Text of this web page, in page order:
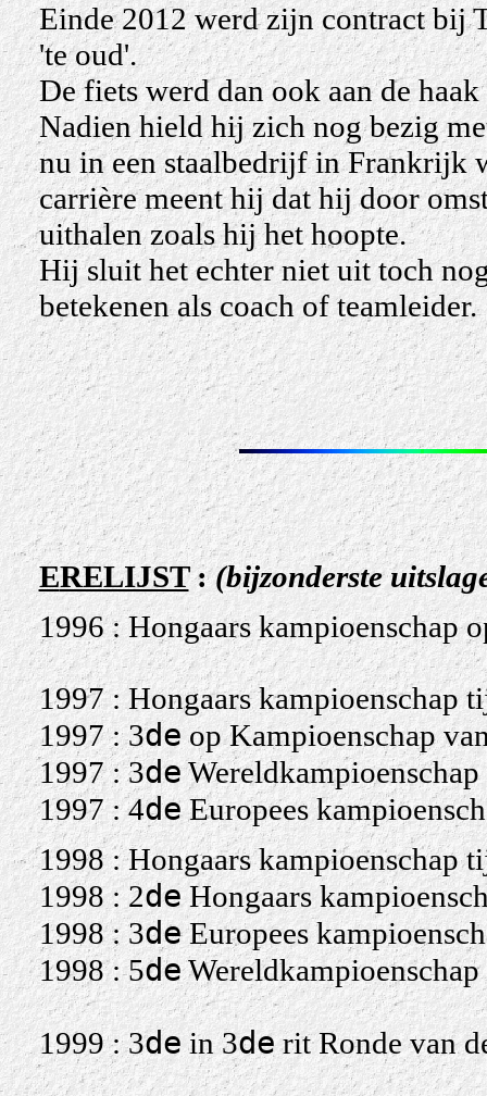
Einde 2012 werd zijn contract bij
'te oud'.
De fiets werd dan ook aan de haak
Nadien hield hij zich nog bezig
nu in een staalbedrijf in Frankrijk
carrière meent hij dat hij door
uithalen zoals hij het hoopte.
Hij sluit het echter niet uit toch
betekenen als coach of teamleider.
ERELIJST:(bijzonderste
1996 : Hongaars kampioenschap
1997 : Hongaars kampioenschap
1997 : 3de op Kampioenschap
1997 : 3de
1997 : 4deEuropees
1998 : Hongaars kampioenschap
1998 : 2deHongaars
1998 : 3deEuropees
1998 : 5de
1999 : 3de in 3derit Ronde van